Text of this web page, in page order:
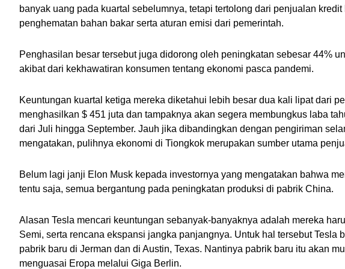
banyak uang pada kuartal sebelumnya, tetapi tertolong dari penjualan
penghematan bahan bakar serta aturan emisi dari pemerintah.
Penghasilan besar tersebut juga didorong oleh peningkatan sebesar 44%
akibat dari kekhawatiran konsumen tentang ekonomi pasca pandemi.
Keuntungan kuartal ketiga mereka diketahui lebih besar dua kali lipat dari
menghasilkan $ 451 juta dan tampaknya akan segera membungkus laba
dari Juli hingga September. Jauh jika dibandingkan dengan pengiriman
mengatakan, pulihnya ekonomi di Tiongkok merupakan sumber utama
Belum lagi janji Elon Musk kepada investornya yang mengatakan bahwa
tentu saja, semua bergantung pada peningkatan produksi di pabrik China.
Alasan Tesla mencari keuntungan sebanyak-banyaknya adalah mereka
Semi, serta rencana ekspansi jangka panjangnya. Untuk hal tersebut
pabrik baru di Jerman dan di Austin, Texas. Nantinya pabrik baru itu akan
menguasai Eropa melalui Giga Berlin.